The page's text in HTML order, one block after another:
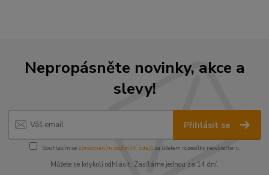
Nepropásněte novinky, akce a
slevy!
Přihlásit se
Souhlasím se zpracováním osobních údajůza účelem rozesílky newsletteru.
Můžete se kdykoli odhlásit. Zasíláme jednou za 14 dní.